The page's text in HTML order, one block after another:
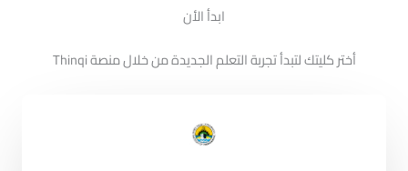
ابدأ الأن
أختر كليتك لتبدأ تجربة التعلم الجديدة من خلال منصة Thinqi